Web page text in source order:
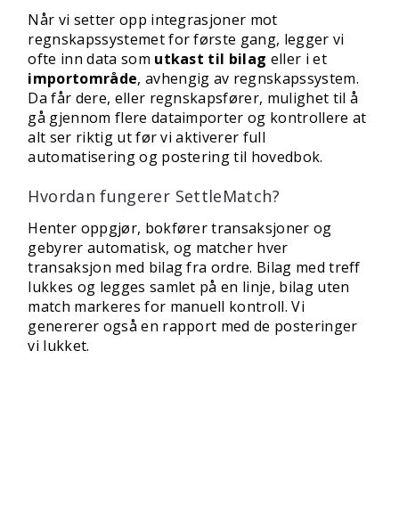
Når vi setter opp integrasjoner mot
regnskapssystemet for første gang, legger vi
ofte inn data som utkast til bilag eller i et
importområde, avhengig av regnskapssystem.
Da får dere, eller regnskapsfører, mulighet til å
gå gjennom flere dataimporter og kontrollere at
alt ser riktig ut før vi aktiverer full
automatisering og postering til hovedbok.
Hvordan fungerer SettleMatch?
Henter oppgjør, bokfører transaksjoner og
gebyrer automatisk, og matcher hver
transaksjon med bilag fra ordre. Bilag med treff
lukkes og legges samlet på en linje, bilag uten
match markeres for manuell kontroll. Vi
genererer også en rapport med de posteringer
vi lukket.